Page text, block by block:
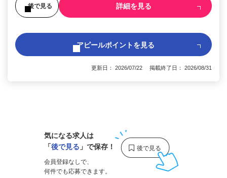
後で見る 詳細を見る
アピールポイントを見る
更新日： 2026/07/22 掲載終了日： 2026/08/31
気になる求人は
「後で見る 」で保存！
会員登録なしで、
何件でも応募できます。